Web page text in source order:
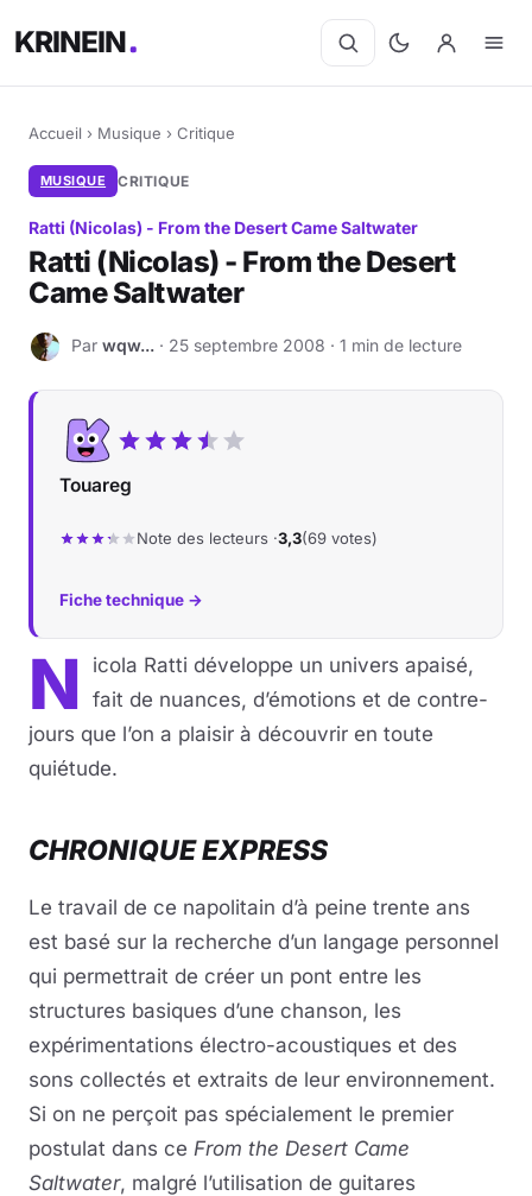
KRINEIN
Accueil › Musique › Critique
MUSIQUE CRITIQUE
Ratti (Nicolas) - From the Desert Came Saltwater
Ratti (Nicolas) - From the Desert
Came Saltwater
W Par wqw... · 25 septembre 2008 · 1 min de lecture
Touareg
Note des lecteurs ·3,3(69 votes)
Fiche technique →
N
icola Ratti développe un univers apaisé,
fait de nuances, d’émotions et de contre-
jours que l’on a plaisir à découvrir en toute
quiétude.
CHRONIQUE EXPRESS
Le travail de ce napolitain d’à peine trente ans
est basé sur la recherche d’un langage personnel
qui permettrait de créer un pont entre les
structures basiques d’une chanson, les
expérimentations électro-acoustiques et des
sons collectés et extraits de leur environnement.
Si on ne perçoit pas spécialement le premier
postulat dans ce From the Desert Came
Saltwater, malgré l’utilisation de guitares